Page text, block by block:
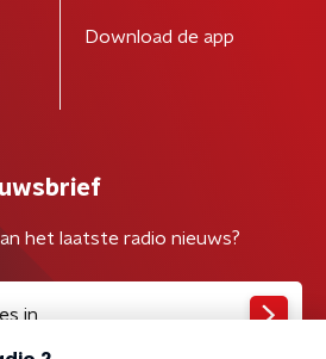
Download de app
het laatste radio nieuws?